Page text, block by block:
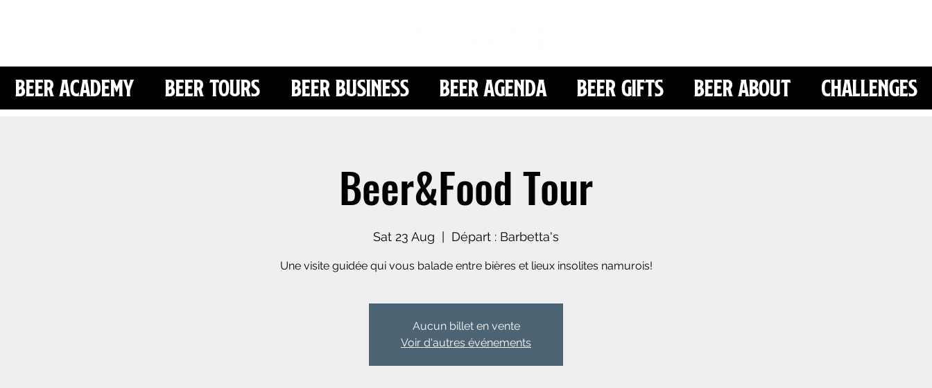
Beer Academy Beer Tours Beer Business Beer Agenda Beer Gifts Beer About Challenges
Beer&Food Tour
Sat 23 Aug Départ : Barbetta's
Une visite guidée qui vous balade entre bières et lieux insolites namurois!
Aucun billet en vente
Voir d'autres événements